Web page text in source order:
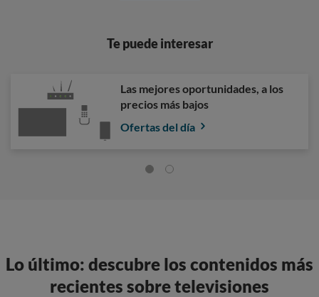
Te puede interesar
Las mejores oportunidades, a los
precios más bajos
Ofertas del día
Lo último: descubre los contenidos más
recientes sobre televisiones